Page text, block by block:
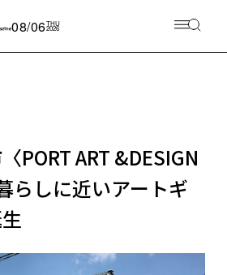
08/06THU
2026
PORT ART &DESIGN
らしに近いアートギ